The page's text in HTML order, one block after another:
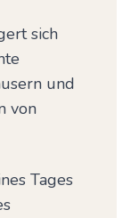
sich
und
von
Tages